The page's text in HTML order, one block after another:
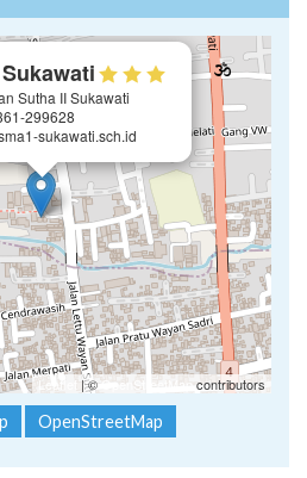
Sutha II Sukawati
299628
sukawati.sch.id
Leaflet | ©OpenStreetMap contributors
OpenStreetMap